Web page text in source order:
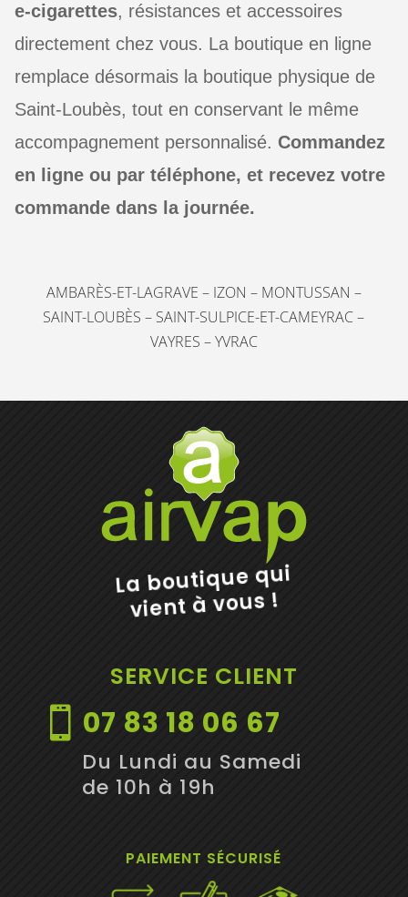
e-cigarettes, résistances et accessoires
directement chez vous. La boutique en ligne
remplace désormais la boutique physique de
Saint-Loubès, tout en conservant le même
accompagnement personnalisé. Commandez
en ligne ou par téléphone, et recevez votre
commande dans la journée.
AMBARÈS-ET-LAGRAVE – IZON – MONTUSSAN –
SAINT-LOUBÈS – SAINT-SULPICE-ET-CAMEYRAC–
VAYRES –YVRAC
La boutique qui
vient à vous !
SERVICE CLIENT
 07 83 18 06 67
Du Lundi au Samedi
de 10h à 19h
PAIEMENT SÉCURISÉ